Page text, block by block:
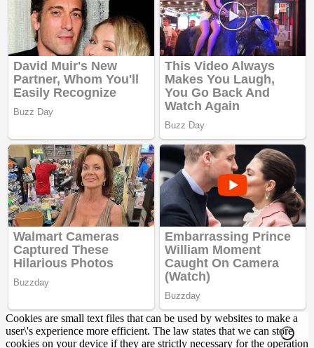
Cookies are small text files that can be used by websites to make a
user\'s experience more efficient. The law states that we can store
cookies on your device if they are strictly necessary for the operation